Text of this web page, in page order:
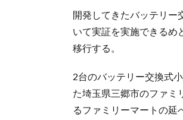
開発してきたバッテリー
いて実証を実施できるめ
移行する。
2台のバッテリー交換式
た埼玉県三郷市のファミ
るファミリーマートの延